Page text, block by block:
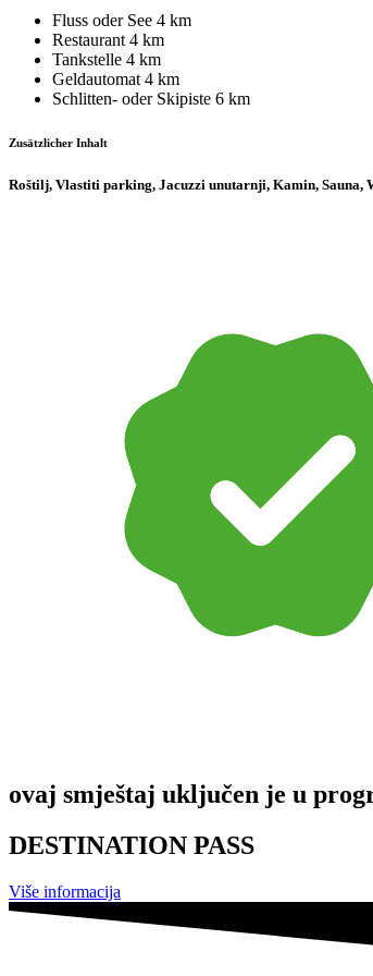
Fluss oder See 4 km
Restaurant 4 km
Tankstelle 4 km
Geldautomat 4 km
Schlitten- oder Skipiste 6 km
Zusätzlicher Inhalt
Roštilj, Vlastiti parking, Jacuzzi unutarnji, Kamin, Sauna,
ovaj smještaj uključen je u
DESTINATION PASS
Više informacija